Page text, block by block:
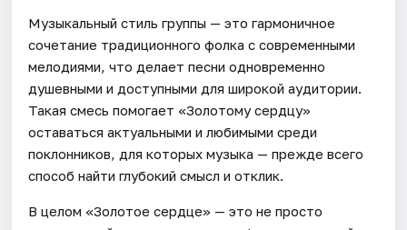
Музыкальный стиль группы — это гармоничное
сочетание традиционного фолка с современными
мелодиями, что делает песни одновременно
душевными и доступными для широкой аудитории.
Такая смесь помогает «Золотому сердцу»
оставаться актуальными и любимыми среди
поклонников, для которых музыка — прежде всего
способ найти глубокий смысл и отклик.
В целом «Золотое сердце» — это не просто